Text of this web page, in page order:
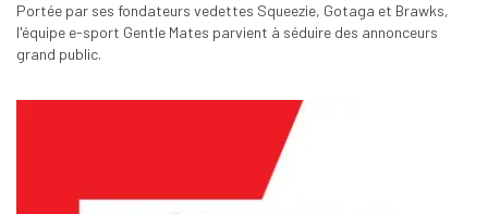
Portée par ses fondateurs vedettes Squeezie, Gotaga et Brawks,
l'équipe e-sport Gentle Mates parvient à séduire des annonceurs
grand public.